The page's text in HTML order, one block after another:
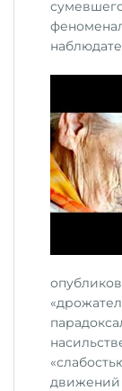
движений